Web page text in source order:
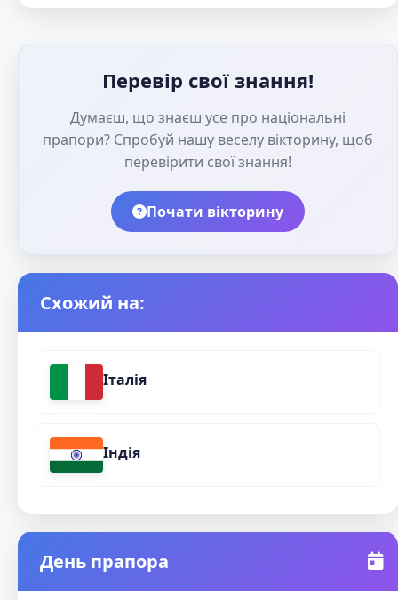
Перевір свої знання!
Думаєш, що знаєш усе про національні
прапори? Спробуй нашу веселу вікторину, щоб
перевірити свої знання!
Почати вікторину
Схожий на:
Італія
Індія
День прапора